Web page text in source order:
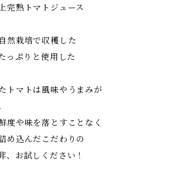
完熟トマトジュース
然栽培で収穫した
っぷりと使用した
トマトは風味やうまみが
度や味を落とすことなく
め込んだこだわりの
、お試しください！